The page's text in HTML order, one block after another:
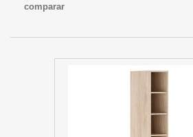
comparar